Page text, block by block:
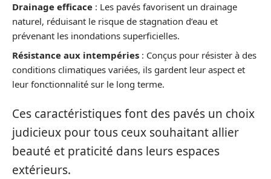
Drainage efficace : Les pavés favorisent un drainage
naturel, réduisant le risque de stagnation d’eau et
prévenant les inondations superficielles.
Résistance aux intempéries : Conçus pour résister à des
conditions climatiques variées, ils gardent leur aspect et
leur fonctionnalité sur le long terme.
Ces caractéristiques font des pavés un choix
judicieux pour tous ceux souhaitant allier
beauté et praticité dans leurs espaces
extérieurs.